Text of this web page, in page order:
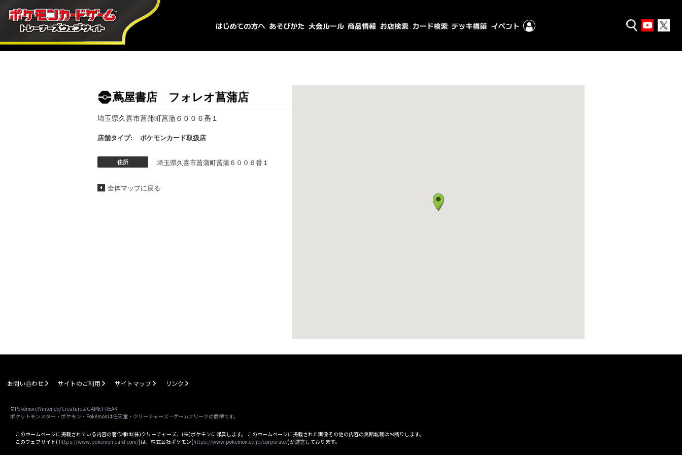
蔦屋書店 フォレオ菖蒲店
埼玉県久喜市菖蒲町菖蒲６００６番１
店舗タイプ: ポケモンカード取扱店
住所 埼玉県久喜市菖蒲町菖蒲６００６番１
全体マップに戻る
お問い合わせ サイトのご利用 サイトマップ リンク
©Pokémon/Nintendo/Creatures/GAME FREAK
ポケットモンスター・ポケモン・Pokémonは任天堂・クリーチャーズ・ゲームフリークの商標です。
このホームページに掲載されている内容の著作権は(株)クリーチャーズ、(株)ポケモンに帰属します。 このホームページに掲載された画像その他の内容の無断転載はお断りします。
このウェブサイト( https://www.pokemon-card.com/)は、株式会社ポケモン(https://www.pokemon.co.jp/corporate/)が運営しております。